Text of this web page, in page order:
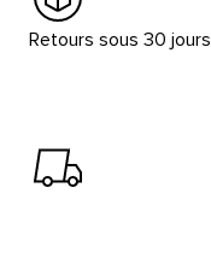
Retours sous 30 jours